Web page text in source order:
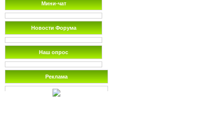
Мини-чат
Новости Форума
Наш опрос
Реклама